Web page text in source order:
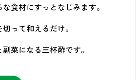
食材にすっとなじみます。
って和えるだけ。
菜になる三杯酢です。